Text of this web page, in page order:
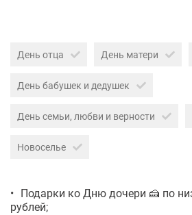
День отца День матери
День бабушек и дедушек
День семьи, любви и верности
Новоселье
Подарки ко Дню дочери 🍰 по
рублей;